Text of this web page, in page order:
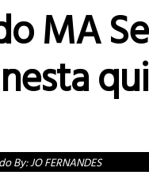
MA
By:JO FERNANDES